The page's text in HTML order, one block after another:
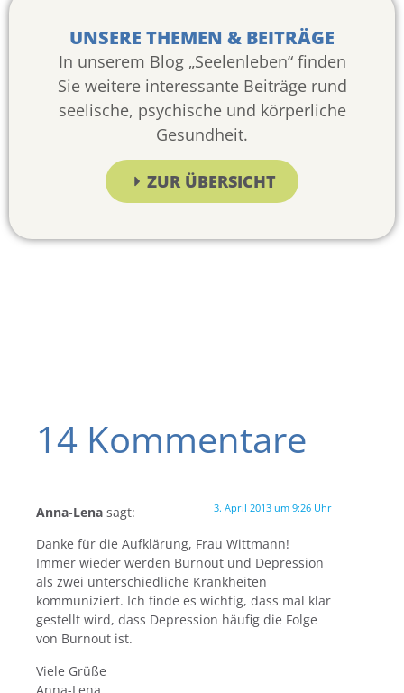
UNSERE THEMEN & BEITRÄGE
In unserem Blog „Seelenleben“ finden
Sie weitere interessante Beiträge rund
seelische, psychische und körperliche
Gesundheit.
ZUR ÜBERSICHT
14 Kommentare
Anna-Lena sagt: 3. April 2013 um 9:26 Uhr
Danke für die Aufklärung, Frau Wittmann!
Immer wieder werden Burnout und Depression
als zwei unterschiedliche Krankheiten
kommuniziert. Ich finde es wichtig, dass mal klar
gestellt wird, dass Depression häufig die Folge
von Burnout ist.
Viele Grüße